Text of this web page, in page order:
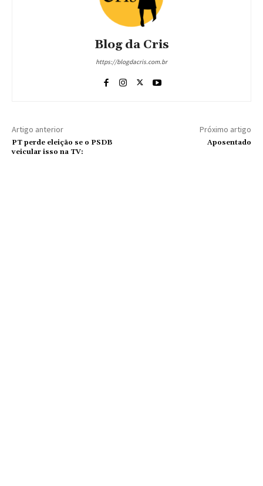
Blog da Cris
https://blogdacris.com.br
Artigo anterior
PT perde eleição se o PSDB
veicular isso na TV:
Próximo artigo
Aposentado